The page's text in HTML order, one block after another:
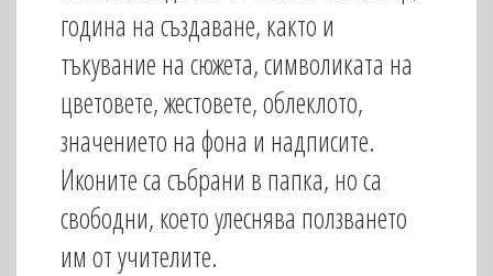
година на създаване, както и
тъкувание на сюжета, символиката на
цветовете, жестовете, облеклото,
значението на фона и надписите.
Иконите са събрани в папка, но са
свободни, което улеснява ползването
им от учителите.